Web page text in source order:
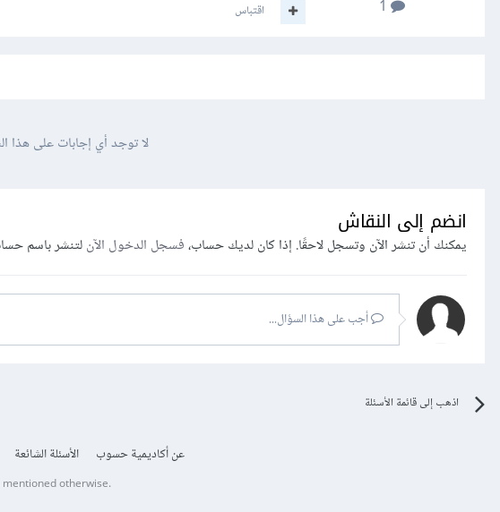
اقتباس
لا توجد أي إجابات على هذا
انضم إلى النقاش
يمكنك أن تنشر الآن وتسجل لاحقًا. إذا كان لديك حساب،فسجل الدخول الآنلتنشر باسم
أجب على هذا السؤال...
اذهب إلى قائمة الأسئلة
عن أكاديمية حسوب الأسئلة الشائعة
otherwise.